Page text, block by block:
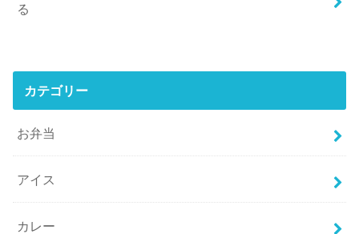
る
カテゴリー
お弁当
アイス
カレー